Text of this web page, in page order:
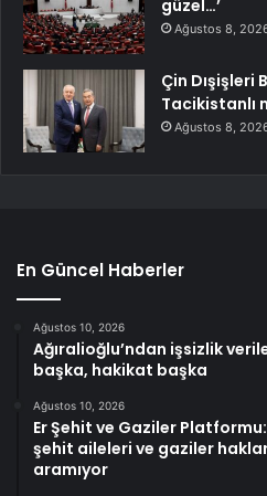
güzel…’
Ağustos 8,
Çin Dışişleri
Tacikistanlı
Ağustos 8,
En Güncel Haberler
Ağustos 10, 2026
Ağıralioğlu’ndan işsizlik
başka, hakikat başka
Ağustos 10, 2026
Er Şehit ve Gaziler
şehit aileleri ve gaziler
aramıyor